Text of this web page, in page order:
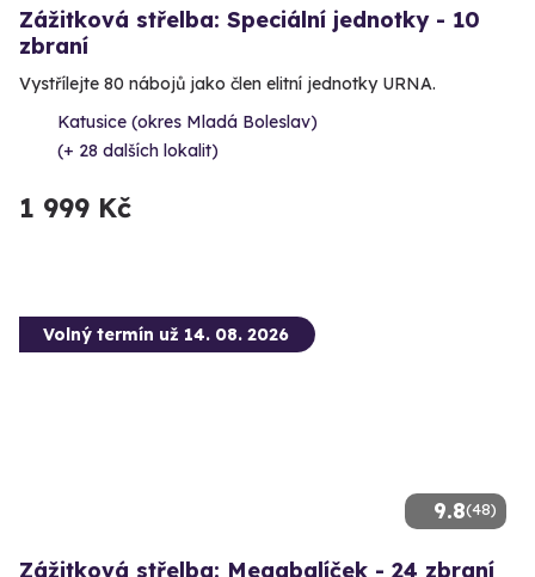
Zážitková střelba: Speciální jednotky - 10
zbraní
Vystřílejte 80 nábojů jako člen elitní jednotky URNA.
Katusice (okres Mladá Boleslav)
(+ 28 dalších lokalit)
1 999 Kč
9.8(48)
Volný termín už 14. 08. 2026
Zážitková střelba: Megabalíček - 24 zbraní